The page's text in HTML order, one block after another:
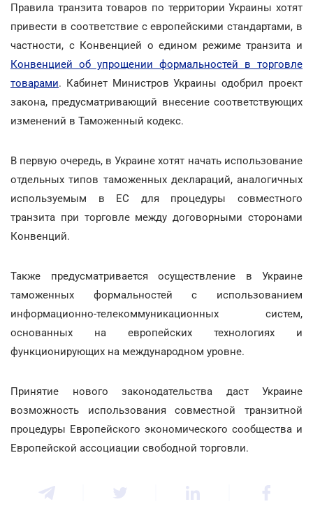
Правила транзита товаров по территории Украины хотят
привести в соответствие с европейскими стандартами, в
частности, с Конвенцией о едином режиме транзита и
Конвенцией об упрощении формальностей в торговле
товарами. Кабинет Министров Украины одобрил проект
закона, предусматривающий внесение соответствующих
изменений в Таможенный кодекс.
В первую очередь, в Украине хотят начать использование
отдельных типов таможенных деклараций, аналогичных
используемым в ЕС для процедуры совместного
транзита при торговле между договорными сторонами
Конвенций.
Также предусматривается осуществление в Украине
таможенных формальностей с использованием
информационно-телекоммуникационных систем,
основанных на европейских технологиях и
функционирующих на международном уровне.
Принятие нового законодательства даст Украине
возможность использования совместной транзитной
процедуры Европейского экономического сообщества и
Европейской ассоциации свободной торговли.